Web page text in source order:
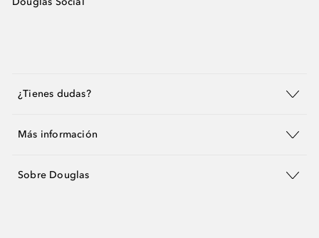
¿Tienes dudas?
Más información
Sobre Douglas